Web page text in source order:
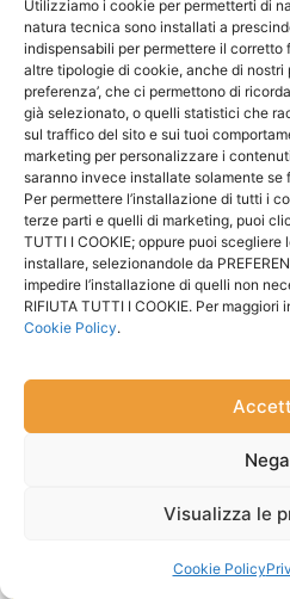
Utilizziamo i cookie per permetterti di
natura tecnica sono installati a
indispensabili per permettere il corretto
altre tipologie di cookie, anche di nostri
preferenza’, che ci permettono di
già selezionato, o quelli statistici che
sul traffico del sito e sui tuoi
marketing per personalizzare i
saranno invece installate solamente se
Per permettere l’installazione di tutti i
terze parti e quelli di marketing, puoi
TUTTI I COOKIE; oppure puoi
installare, selezionandole da
impedire l’installazione di quelli non
RIFIUTA TUTTI I COOKIE. Per
Cookie Policy.
Nega
Visualizza le
Cookie Policy